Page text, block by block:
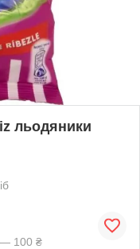
льодяники
— 100 ₴